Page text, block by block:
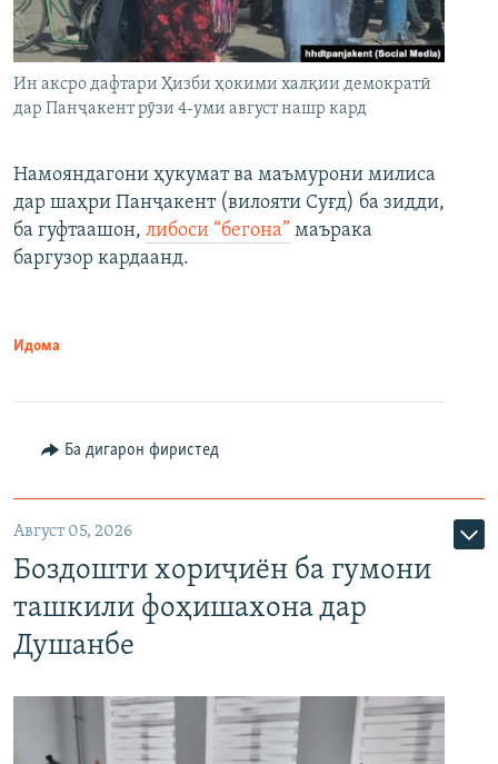
Ин аксро дафтари Ҳизби ҳокими халқии демократӣ
дар Панҷакент рӯзи 4-уми август нашр кард
Намояндагони ҳукумат ва маъмурони милиса
дар шаҳри Панҷакент (вилояти Суғд) ба зидди,
ба гуфтаашон, либоси “бегона” маърака
баргузор кардаанд.
Идома
Ба дигарон фиристед
Август 05, 2026
Боздошти хориҷиён ба гумони
ташкили фоҳишахона дар
Душанбе